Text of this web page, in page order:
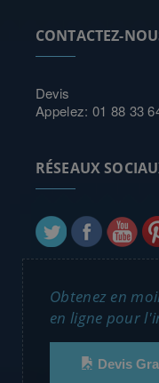
CONTACTEZ-
Devis
Appelez: 01 88 33
RÉSEAUX
Obtenez en
en ligne pour
Devis